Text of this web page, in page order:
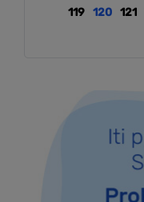
119 120 121